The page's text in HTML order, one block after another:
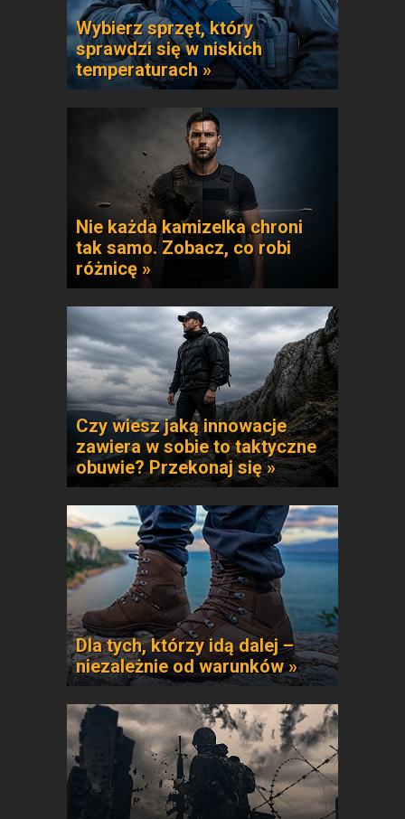
Wybierz sprzęt, który
sprawdzi się w niskich
temperaturach »
Nie każda kamizelka chroni
tak samo. Zobacz, co robi
różnicę »
Czy wiesz jaką innowacje
zawiera w sobie to taktyczne
obuwie? Przekonaj się »
Dla tych, którzy idą dalej –
niezależnie od warunków »